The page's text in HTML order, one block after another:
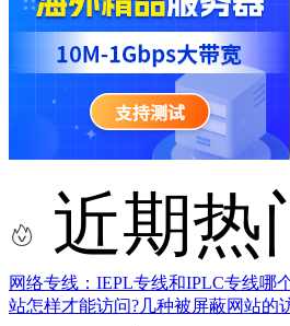
近期热
网络专线：IEPL专线和IPLC专线哪
站怎样才能访问?几种被屏蔽网站的